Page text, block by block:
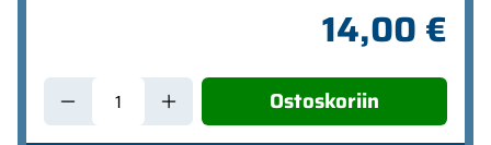
14,00 €
Ostoskoriin